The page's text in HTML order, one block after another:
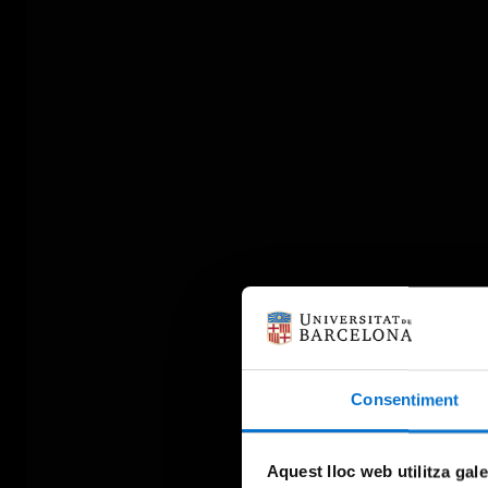
Consentiment
Aquest lloc web utilitza